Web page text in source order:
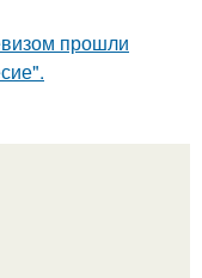
прошли